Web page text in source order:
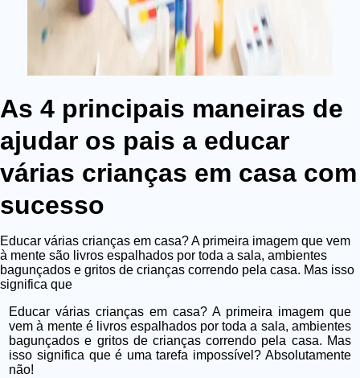
As 4 principais maneiras de
ajudar os pais a educar
várias crianças em casa com
sucesso
Educar várias crianças em casa? A primeira imagem que vem
à mente são livros espalhados por toda a sala, ambientes
bagunçados e gritos de crianças correndo pela casa. Mas isso
significa que
Educar várias crianças em casa? A primeira imagem que
vem à mente é livros espalhados por toda a sala, ambientes
bagunçados e gritos de crianças correndo pela casa. Mas
isso significa que é uma tarefa impossível? Absolutamente
não!